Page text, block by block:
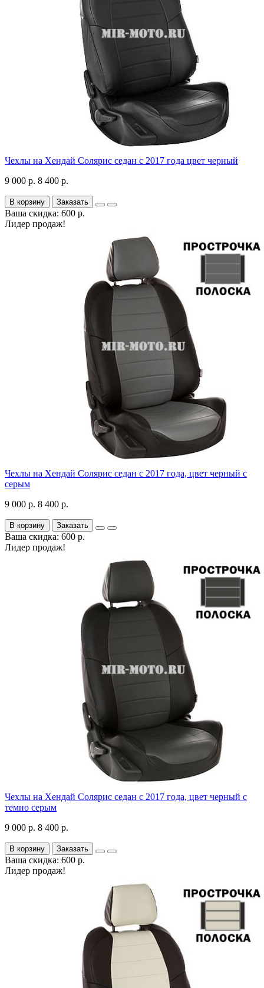
Чехлы на Хендай Солярис седан с 2017 года цвет черный
9 000 р. 8 400 р.
В корзину Заказать
Ваша скидка: 600 р.
Лидер продаж!
Чехлы на Хендай Солярис седан с 2017 года, цвет черный с
серым
9 000 р. 8 400 р.
В корзину Заказать
Ваша скидка: 600 р.
Лидер продаж!
Чехлы на Хендай Солярис седан с 2017 года, цвет черный с
темно серым
9 000 р. 8 400 р.
В корзину Заказать
Ваша скидка: 600 р.
Лидер продаж!